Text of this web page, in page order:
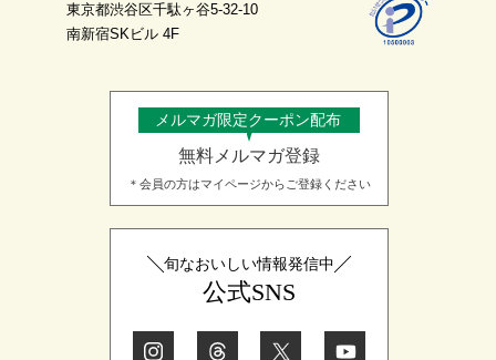
東京都渋谷区千駄ヶ谷5-32-10
南新宿SKビル 4F
メルマガ限定クーポン配布
無料メルマガ登録
＊会員の方はマイページからご登録ください
旬なおいしい情報発信中
公式SNS